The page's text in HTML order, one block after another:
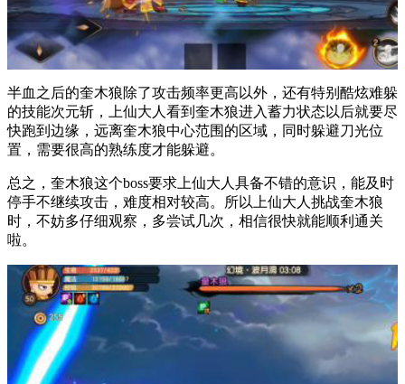
半血之后的奎木狼除了攻击频率更高以外，还有特别酷炫难躲
的技能次元斩，上仙大人看到奎木狼进入蓄力状态以后就要尽
快跑到边缘，远离奎木狼中心范围的区域，同时躲避刀光位
置，需要很高的熟练度才能躲避。
总之，奎木狼这个boss要求上仙大人具备不错的意识，能及时
停手不继续攻击，难度相对较高。所以上仙大人挑战奎木狼
时，不妨多仔细观察，多尝试几次，相信很快就能顺利通关
啦。